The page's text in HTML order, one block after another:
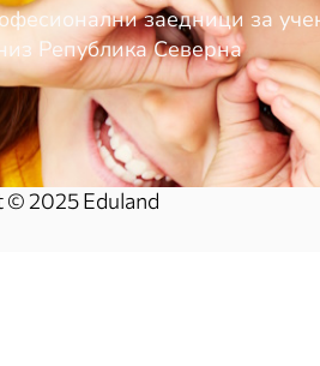
заедници за
Република Северна
2025 Eduland